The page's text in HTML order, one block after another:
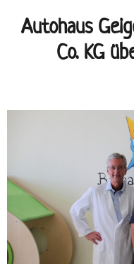
Autohaus
Co. KG